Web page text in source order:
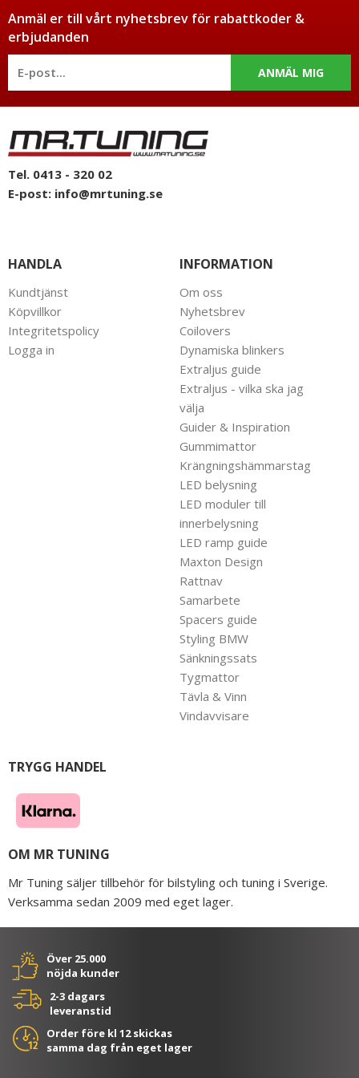
Anmäl er till vårt nyhetsbrev för rabattkoder &
erbjudanden
ANMÄL MIG
Tel. 0413 - 320 02
E-post: info@mrtuning.se
HANDLA
Kundtjänst
Köpvillkor
Integritetspolicy
Logga in
INFORMATION
Om oss
Nyhetsbrev
Coilovers
Dynamiska blinkers
Extraljus guide
Extraljus - vilka ska jag
välja
Guider & Inspiration
Gummimattor
Krängningshämmarstag
LED belysning
LED moduler till
innerbelysning
LED ramp guide
Maxton Design
Rattnav
Samarbete
Spacers guide
Styling BMW
Sänkningssats
Tygmattor
Tävla & Vinn
Vindavvisare
TRYGG HANDEL
OM MR TUNING
Mr Tuning säljer tillbehör för bilstyling och tuning i Sverige.
Verksamma sedan 2009 med eget lager.
Över 25.000
nöjda kunder
2-3 dagars
leveranstid
Order före kl 12 skickas
samma dag från eget lager